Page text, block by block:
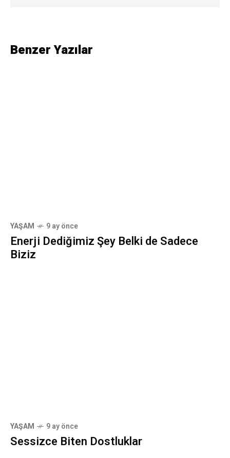
Benzer Yazılar
YAŞAM 9 ay önce
Enerji Dediğimiz Şey Belki de Sadece
Biziz
YAŞAM 9 ay önce
Sessizce Biten Dostluklar